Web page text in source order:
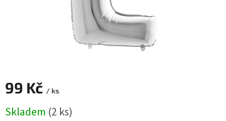
99 Kč / ks
cena:
Skladem (2 ks)